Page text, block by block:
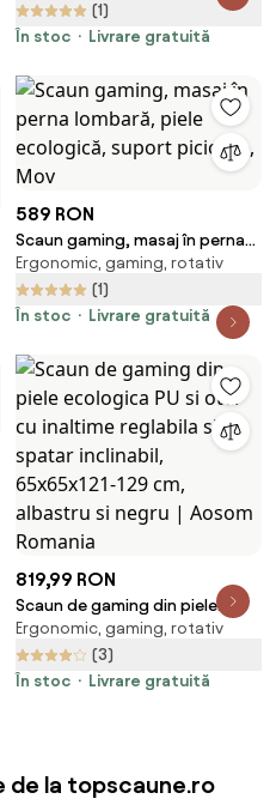
suport pentru picioare, PU,
Negru
(1)
În stoc
Livrare gratuită
589 RON
Scaun gaming, masaj în perna
lombară, piele ecologică,
suport picioare, Mov
Ergonomic, gaming, rotativ
(1)
În stoc
Livrare gratuită
819,99 RON
Scaun de gaming din piele
ecologica PU si otel cu inaltime
reglabila si spatar inclinabil,
65x65x121-129 cm, albastru si
Ergonomic, gaming, rotativ
(3)
În stoc
Livrare gratuită
de la topscaune.ro